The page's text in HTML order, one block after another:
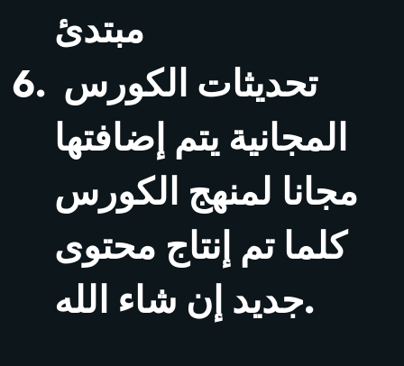
مبتدئ
المجانية يتم إضافتها
مجانا لمنهج الكورس
كلما تم إنتاج محتوى
جديد إن شاء الله.